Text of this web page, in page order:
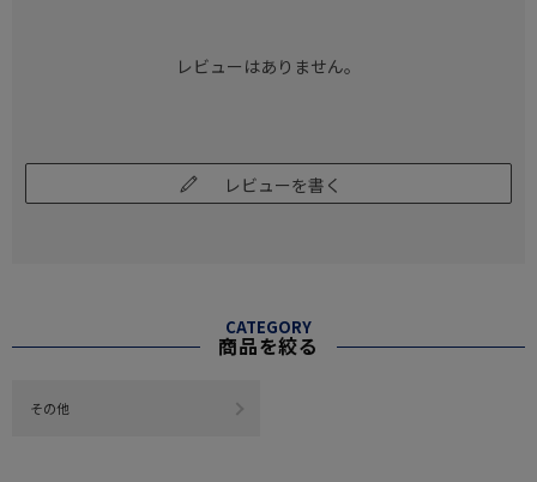
レビューはありません。
レビューを書く
CATEGORY
商品を絞る
その他